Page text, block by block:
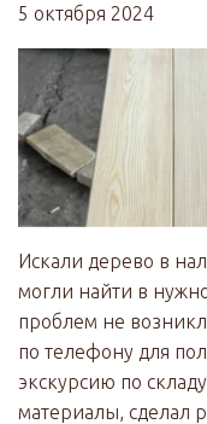
5 октября 2024
Искали дерево в
могли найти в
проблем не
по телефону для
экскурсию по
материалы, сделал